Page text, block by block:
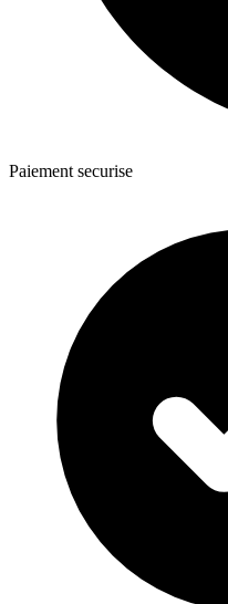
Paiement securise